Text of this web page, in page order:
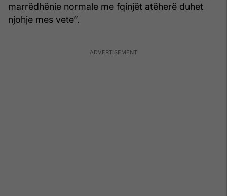
marrëdhënie normale me fqinjët atëherë duhet
njohje mes vete”.